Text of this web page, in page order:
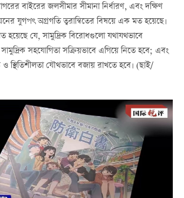
বাইরের জলসীমার সীমানা নির্ধারণ, এবং দক্ষিণ
যুগপৎ অগ্রগতি ত্বরান্বিতের বিষয়ে এক মত হয়েছে।
যে, সামুদ্রিক বিরোধগুলো যথাযথভাবে
সহযোগিতা সক্রিয়ভাবে এগিয়ে নিতে হবে; এবং
ও স্থিতিশীলতা যৌথভাবে বজায় রাখতে হবে। (ছাই/